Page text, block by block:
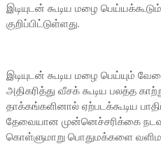
இடியுடன் கூடிய மழை
குறிப்பிட்டுள்ளது.
இடியுடன் கூடிய மழை பெய்யும்
அதிகரித்து வீசக் கூடிய பலத்த
தாக்கங்களினால் ஏற்படக்கூடிய
தேவையான முன்னெச்சரிக்கை
கொள்ளுமாறு பொதுமக்களை